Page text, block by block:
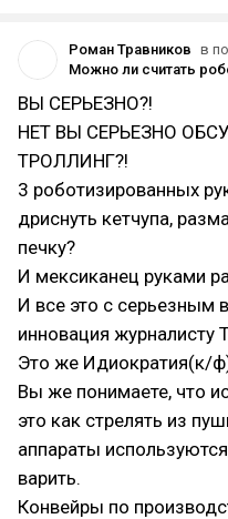
Роман Травников в
ВЫ СЕРЬЕЗНО?!
НЕТ ВЫ СЕРЬЕЗНО
ТРОЛЛИНГ?!
3 роботизированных
дриснуть кетчупа,
печку?
И мексиканец руками
И все это с серьезным
инновация журналисту
Это же Идиократия(к/
Вы же понимаете, что
это как стрелять из
аппараты
варить.
Конвейры по